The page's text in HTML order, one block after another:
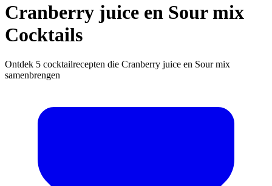
Cranberry juice en Sour mix
Cocktails
Ontdek 5 cocktailrecepten die Cranberry juice en Sour mix
samenbrengen